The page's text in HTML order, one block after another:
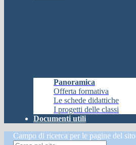
Panoramica
Offerta formativa
Le schede didattiche
I progetti delle classi
Documenti utili
Campo di ricerca per le pagine del sito